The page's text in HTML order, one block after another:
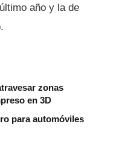
año y la de
zonas
en 3D
para automóviles